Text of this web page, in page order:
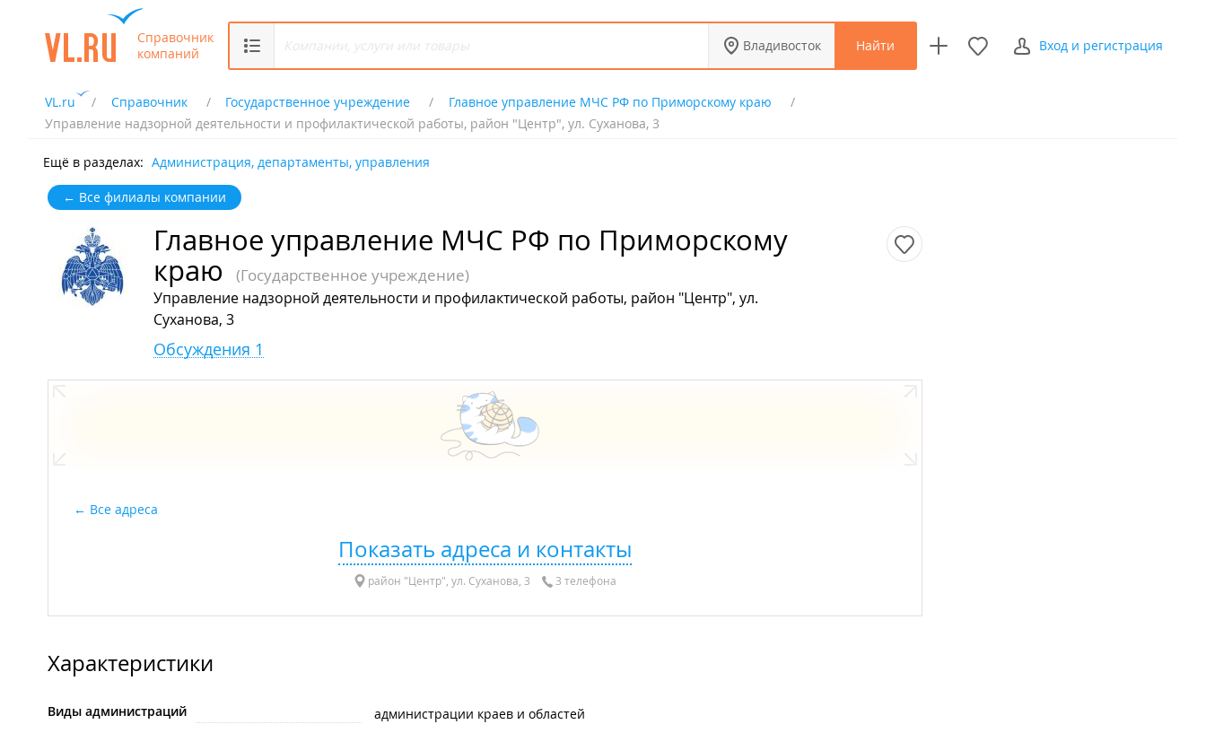
Справочник
компаний
Владивосток Найти Вход и регистрация
VL.ru Справочник Государственное учреждение
Главное управление МЧС РФ по Приморскому краю
Управление надзорной деятельности и профилактической работы, район "Центр", ул. Суханова, 3
Ещё в разделах: Администрация, департаменты, управления
← Все филиалы компании
Главное управление МЧС РФ по Приморскому
краю
(Государственное учреждение)
Управление надзорной деятельности и профилактической работы, район "Центр", ул.
Суханова, 3
Обсуждения 1
Все адреса
Показать адреса и контакты
район "Центр", ул. Суханова, 3 3 телефона
Характеристики
Виды администраций
администрации краев и областей